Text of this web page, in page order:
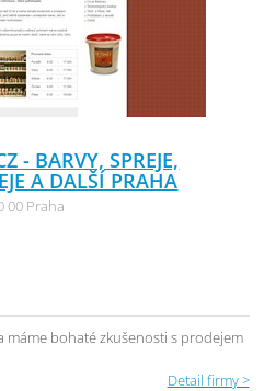
- BARVY, SPREJE,
A DALŠÍ PRAHA
00 Praha
máme bohaté zkušenosti s prodejem
Detail firmy >